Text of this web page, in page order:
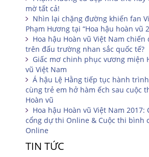
mờ tất cả!
Nhìn lại chặng đường khiến fan
Phạm Hương tại “Hoa hậu hoàn vũ
Hoa hậu Hoàn vũ Việt Nam chiến
trên đấu trường nhan sắc quốc tế?
Giấc mơ chinh phục vương miện
vũ Việt Nam
Á hậu Lệ Hằng tiếp tục hành
cùng trẻ em hở hàm ếch sau cuộc
Hoàn vũ
Hoa hậu Hoàn vũ Việt Nam
cổng dự thi Online & Cuộc thi bình
Online
TIN TỨC